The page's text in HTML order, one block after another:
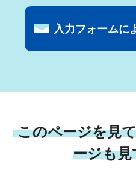
入力フォームに
このページを見
ージも